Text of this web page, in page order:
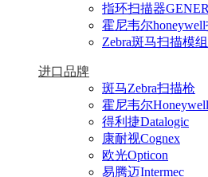
指环扫描器
霍尼韦尔
Zebra斑马扫描模
进口品牌
斑马Zebra扫描枪
霍尼韦尔Honeywell
得利捷Datalogic
康耐视Cognex
欧光Opticon
易腾迈Intermec